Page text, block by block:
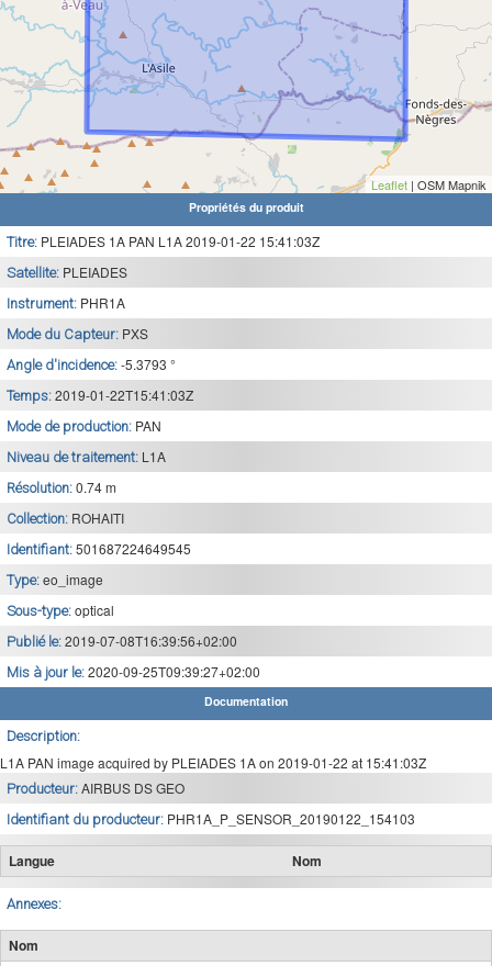
Leaflet | OSM Mapnik
Propriétés du produit
Titre: PLEIADES 1A PAN L1A 2019-01-22 15:41:03Z
Satellite: PLEIADES
Instrument: PHR1A
Mode du Capteur: PXS
Angle d'incidence: -5.3793 °
Temps: 2019-01-22T15:41:03Z
Mode de production: PAN
Niveau de traitement: L1A
Résolution: 0.74 m
Collection: ROHAITI
Identifiant: 501687224649545
Type: eo_image
Sous-type: optical
Publié le: 2019-07-08T16:39:56+02:00
Mis à jour le: 2020-09-25T09:39:27+02:00
Documentation
Description:
L1A PAN image acquired by PLEIADES 1A on 2019-01-22 at 15:41:03Z
Producteur: AIRBUS DS GEO
Identifiant du producteur: PHR1A_P_SENSOR_20190122_154103
Langue Nom
Annexes:
Nom